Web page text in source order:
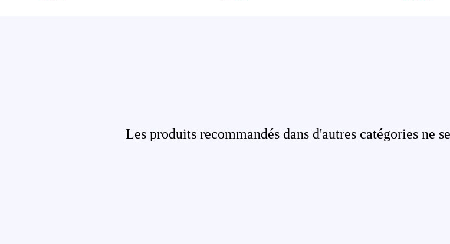
Les produits recommandés dans d'autres catégories ne